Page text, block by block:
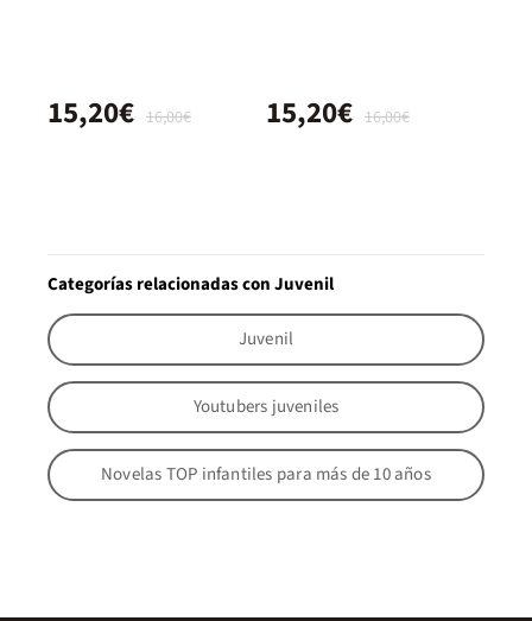
16,00€
15,20€ 16,00€
15,20€
Categorías relacionadas con Juvenil
Juvenil
Youtubers juveniles
Novelas TOP infantiles para más de 10 años